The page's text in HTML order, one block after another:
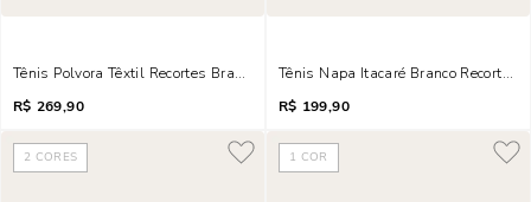
Tênis Polvora Têxtil Recortes Branco
R$ 269,90
Tênis Napa Itacaré Branco Recortes
R$ 199,90
2 CORES 1 COR